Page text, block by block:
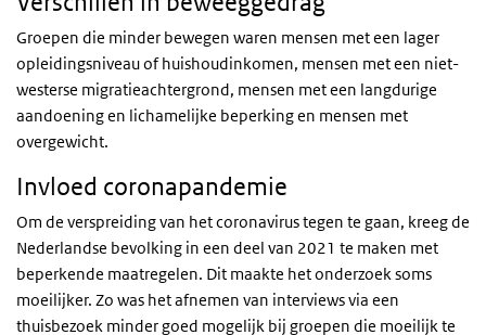
Groepen die minder bewegen waren mensen met een lager
opleidingsniveau of huishoudinkomen, mensen met een niet-
westerse migratieachtergrond, mensen met een langdurige
aandoening en lichamelijke beperking en mensen met
overgewicht.
Invloed coronapandemie
Om de verspreiding van het coronavirus tegen te gaan, kreeg de
Nederlandse bevolking in een deel van 2021 te maken met
beperkende maatregelen. Dit maakte het onderzoek soms
moeilijker. Zo was het afnemen van interviews via een
thuisbezoek minder goed mogelijk bij groepen die moeilijk te